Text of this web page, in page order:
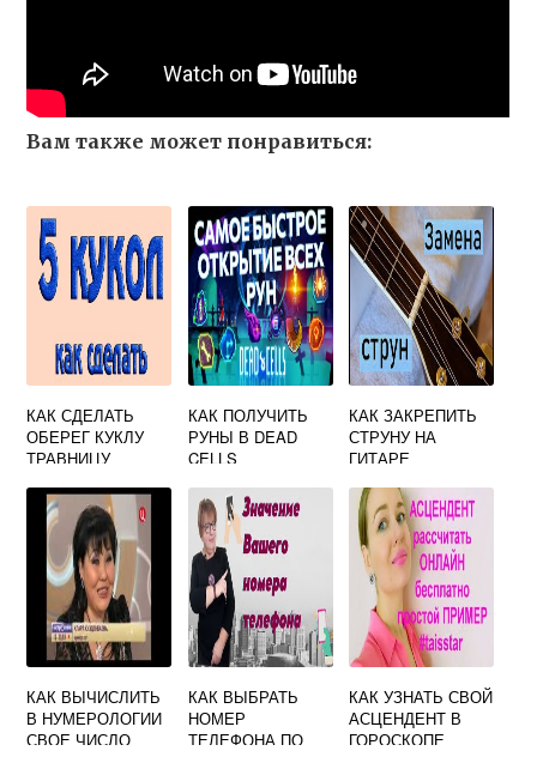
Вам также может понравиться:
КАК СДЕЛАТЬ
ОБЕРЕГ КУКЛУ
ТРАВНИЦУ
КАК ПОЛУЧИТЬ
РУНЫ В DEAD
CELLS
КАК ЗАКРЕПИТЬ
СТРУНУ НА
ГИТАРЕ
КАК ВЫЧИСЛИТЬ
В НУМЕРОЛОГИИ
СВОЕ ЧИСЛО
КАК ВЫБРАТЬ
НОМЕР
ТЕЛЕФОНА ПО
КАК УЗНАТЬ СВОЙ
АСЦЕНДЕНТ В
ГОРОСКОПЕ